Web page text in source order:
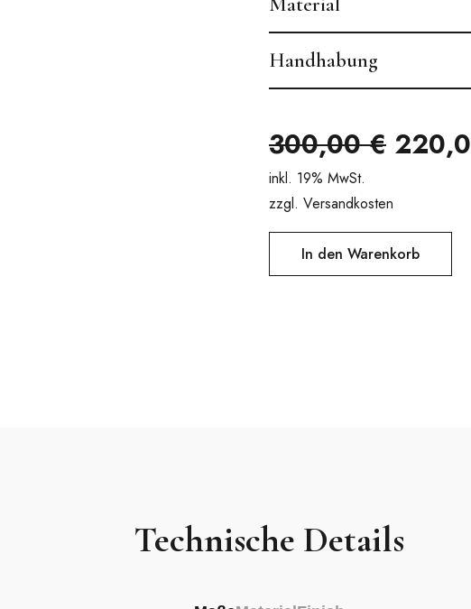
Handhabung
300,00€
inkl. 19% MwSt.
zzgl. Versandkosten
In den Warenkorb
Technische Details